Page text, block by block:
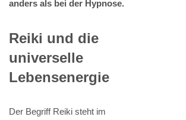
anders als bei der Hypnose.
Reiki und die
universelle
Lebensenergie
Der Begriff Reiki steht im